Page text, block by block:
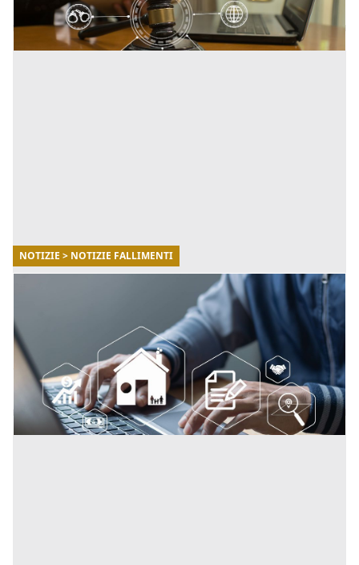
NOTIZIE > NOTIZIE FALLIMENTI
Fallimenti.it: il punto di riferimento per
monitorare le aste giudiziarie in Italia
Fallimenti.it, il portale leader in Italia per la
consultazione di aste giudiziarie, fallimenti e
liquidazioni. [...]